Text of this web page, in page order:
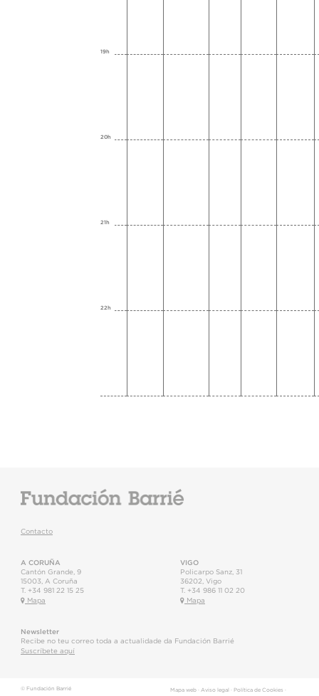
19h
20h
21h
22h
Contacto
A CORUÑA
Cantón Grande, 9
15003
A Coruña
T. +34 981 22 15 25
Mapa
VIGO
Policarpo Sanz, 31
36202 Vigo
T. +34 986 11 02 20
Mapa
Newsletter
Recibe no teu correo toda a actualidade da Fundación Barrié
Suscríbete aquí
© Fundación Barrié Mapa web· Aviso legal · Política de Cookies ·